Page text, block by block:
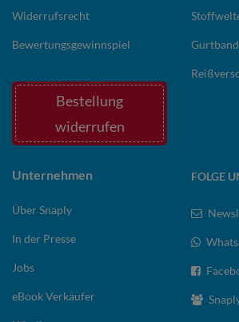
Widerrufsrecht
Bewertungsgewinnspiel
Bestellung
widerrufen
Gurtband
Unternehmen
Über Snaply
In der Presse
Jobs
eBook Verkäufer
FOLGE